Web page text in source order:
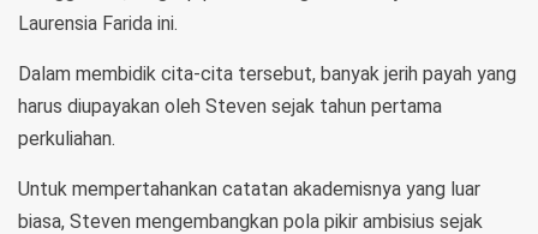
Laurensia Farida ini.
Dalam membidik cita-cita tersebut, banyak jerih payah yang
harus diupayakan oleh Steven sejak tahun pertama
perkuliahan.
Untuk mempertahankan catatan akademisnya yang luar
biasa, Steven mengembangkan pola pikir ambisius sejak